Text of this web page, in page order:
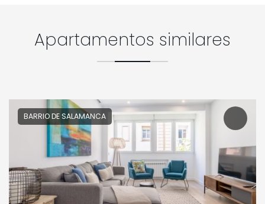
Apartamentos similares
BARRIO DE SALAMANCA